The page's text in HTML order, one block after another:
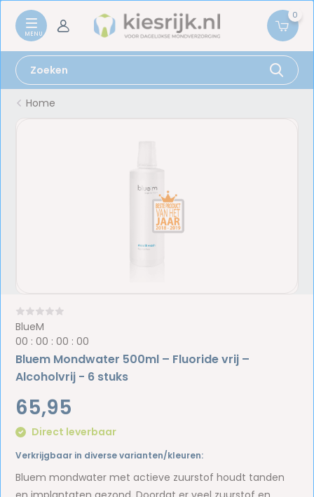
0
Home
BlueM
00 :00 :00 :00
Bluem Mondwater 500ml – Fluoride vrij –
Alcoholvrij - 6 stuks
65,95
Direct leverbaar
Verkrijgbaar in diverse varianten/kleuren:
Bluem mondwater met actieve zuurstof houdt tanden